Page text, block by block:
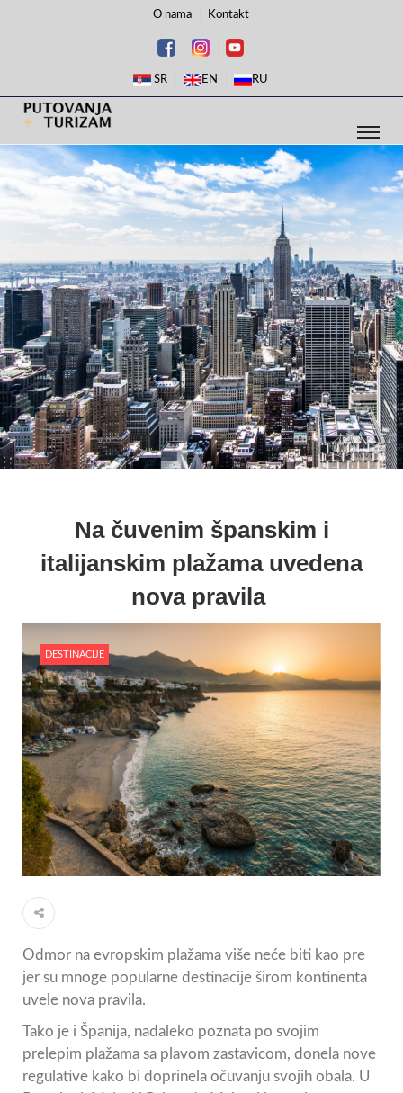
O nama Kontakt
SR EN RU
Na čuvenim španskim i
italijanskim plažama uvedena
nova pravila
DESTINACIJE
Odmor na evropskim plažama više neće biti kao pre
jer su mnoge popularne destinacije širom kontinenta
uvele nova pravila.
Tako je i Španija, nadaleko poznata po svojim
prelepim plažama sa plavom zastavicom, donela nove
regulative kako bi doprinela očuvanju svojih obala. U